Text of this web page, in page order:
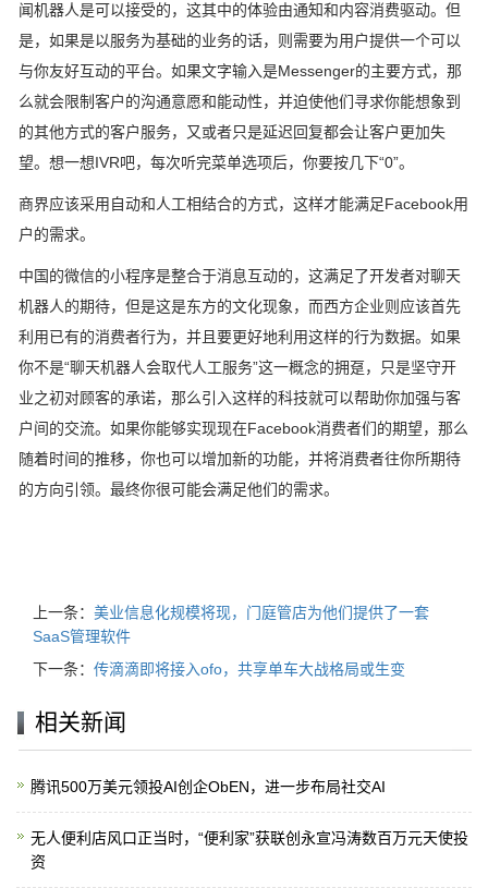
闻机器人是可以接受的，这其中的体验由通知和内容消费驱动。但
是，如果是以服务为基础的业务的话，则需要为用户提供一个可以
与你友好互动的平台。如果文字输入是Messenger的主要方式，那
么就会限制客户的沟通意愿和能动性，并迫使他们寻求你能想象到
的其他方式的客户服务，又或者只是延迟回复都会让客户更加失
望。想一想IVR吧，每次听完菜单选项后，你要按几下“0”。
商界应该采用自动和人工相结合的方式，这样才能满足Facebook用
户的需求。
中国的微信的小程序是整合于消息互动的，这满足了开发者对聊天
机器人的期待，但是这是东方的文化现象，而西方企业则应该首先
利用已有的消费者行为，并且要更好地利用这样的行为数据。如果
你不是“聊天机器人会取代人工服务”这一概念的拥趸，只是坚守开
业之初对顾客的承诺，那么引入这样的科技就可以帮助你加强与客
户间的交流。如果你能够实现现在Facebook消费者们的期望，那么
随着时间的推移，你也可以增加新的功能，并将消费者往你所期待
的方向引领。最终你很可能会满足他们的需求。
上一条： 美业信息化规模将现，门庭管店为他们提供了一套
SaaS管理软件
下一条： 传滴滴即将接入ofo，共享单车大战格局或生变
相关新闻
腾讯500万美元领投AI创企ObEN，进一步布局社交AI
无人便利店风口正当时，“便利家”获联创永宣冯涛数百万元天使投
资